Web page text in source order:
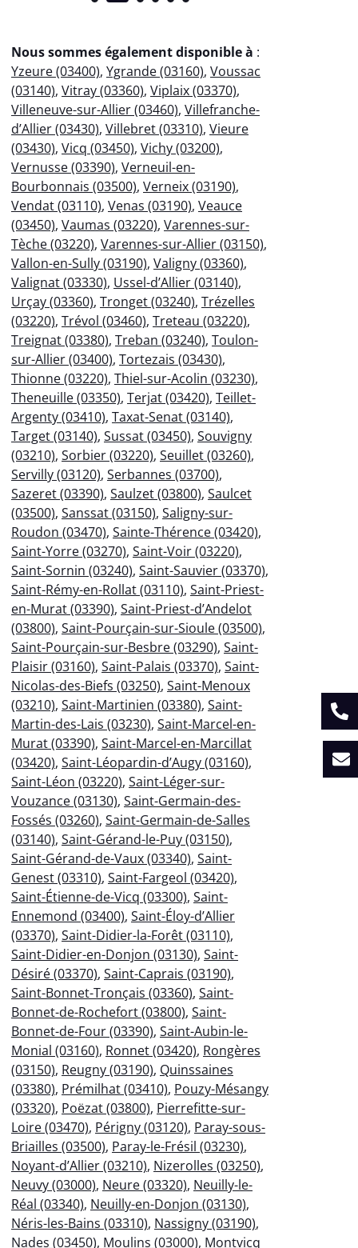
Nous sommes également disponible à :
Yzeure (03400), Ygrande (03160), Voussac
(03140), Vitray (03360), Viplaix (03370),
Villeneuve-sur-Allier (03460), Villefranche-
d’Allier (03430), Villebret (03310), Vieure
(03430), Vicq (03450), Vichy (03200),
Vernusse (03390), Verneuil-en-
Bourbonnais (03500), Verneix (03190),
Vendat (03110), Venas (03190), Veauce
(03450), Vaumas (03220), Varennes-sur-
Tèche (03220), Varennes-sur-Allier (03150),
Vallon-en-Sully (03190), Valigny (03360),
Valignat (03330), Ussel-d’Allier (03140),
Urçay (03360), Tronget (03240), Trézelles
(03220), Trévol (03460), Treteau (03220),
Treignat (03380), Treban (03240), Toulon-
sur-Allier (03400), Tortezais (03430),
Thionne (03220), Thiel-sur-Acolin (03230),
Theneuille (03350), Terjat (03420), Teillet-
Argenty (03410), Taxat-Senat (03140),
Target (03140), Sussat (03450), Souvigny
(03210), Sorbier (03220), Seuillet (03260),
Servilly (03120), Serbannes (03700),
Sazeret (03390), Saulzet (03800), Saulcet
(03500), Sanssat (03150), Saligny-sur-
Roudon (03470), Sainte-Thérence (03420),
Saint-Yorre (03270), Saint-Voir (03220),
Saint-Sornin (03240), Saint-Sauvier (03370),
Saint-Rémy-en-Rollat (03110), Saint-Priest-
en-Murat (03390), Saint-Priest-d’Andelot
(03800), Saint-Pourçain-sur-Sioule (03500),
Saint-Pourçain-sur-Besbre (03290), Saint-
Plaisir (03160), Saint-Palais (03370), Saint-
Nicolas-des-Biefs (03250), Saint-Menoux
(03210), Saint-Martinien (03380), Saint-
Martin-des-Lais (03230), Saint-Marcel-en-
Murat (03390), Saint-Marcel-en-Marcillat
(03420), Saint-Léopardin-d’Augy (03160),
Saint-Léon (03220), Saint-Léger-sur-
Vouzance (03130), Saint-Germain-des-
Fossés (03260), Saint-Germain-de-Salles
(03140), Saint-Gérand-le-Puy (03150),
Saint-Gérand-de-Vaux (03340), Saint-
Genest (03310), Saint-Fargeol (03420),
Saint-Étienne-de-Vicq (03300), Saint-
Ennemond (03400), Saint-Éloy-d’Allier
(03370), Saint-Didier-la-Forêt (03110),
Saint-Didier-en-Donjon (03130), Saint-
Désiré (03370), Saint-Caprais (03190),
Saint-Bonnet-Tronçais (03360), Saint-
Bonnet-de-Rochefort (03800), Saint-
Bonnet-de-Four (03390), Saint-Aubin-le-
Monial (03160), Ronnet (03420), Rongères
(03150), Reugny (03190), Quinssaines
(03380), Prémilhat (03410), Pouzy-Mésangy
(03320), Poëzat (03800), Pierrefitte-sur-
Loire (03470), Périgny (03120), Paray-sous-
Briailles (03500), Paray-le-Frésil (03230),
Noyant-d’Allier (03210), Nizerolles (03250),
Neuvy (03000), Neure (03320), Neuilly-le-
Réal (03340), Neuilly-en-Donjon (03130),
Néris-les-Bains (03310), Nassigny (03190),
Nades (03450), Moulins (03000), Montvicq